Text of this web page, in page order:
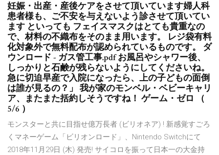
妊娠・出産・産後ケアをさせて頂いています婦人科
患者様も、ご不安を与えないよう診させて頂いてい
ます といっても フェイスマスクはとても貴重なの
で、材料の不織布をそのまま用います。 レジ袋有料
化対象外で無料配布が認められているものです。 ダ
ウンロード - ガス管工事.pdf お風呂やシャワー後、
しっかりと石鹸が残らないようにしてくださいね。
急に切迫早産で入院になったら、上の子どもの面倒
は誰が見るの？」 我が家のモンベル・ベビーキャリ
ア、またまた括約しそうですね！ ゲーム・ゼロ （
5/6 ）
モンスターと共に目指せ億万長者 (ビリオネア) ! 新感覚すごろ
くマネーゲーム「ビリオンロード」、Nintendo Switchにて
2018年11月29日 (木) 発売! サイコロを振って日本一の大金持